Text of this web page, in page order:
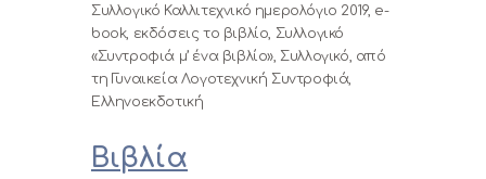
Συλλογικό Καλλιτεχνικό ημερολόγιο 2019, e-
book, εκδόσεις το βιβλίο, Συλλογικό
«Συντροφιά μ’ ένα βιβλίο», Συλλογικό, από
τη Γυναικεία Λογοτεχνική Συντροφιά,
Ελληνοεκδοτική
Βιβλία